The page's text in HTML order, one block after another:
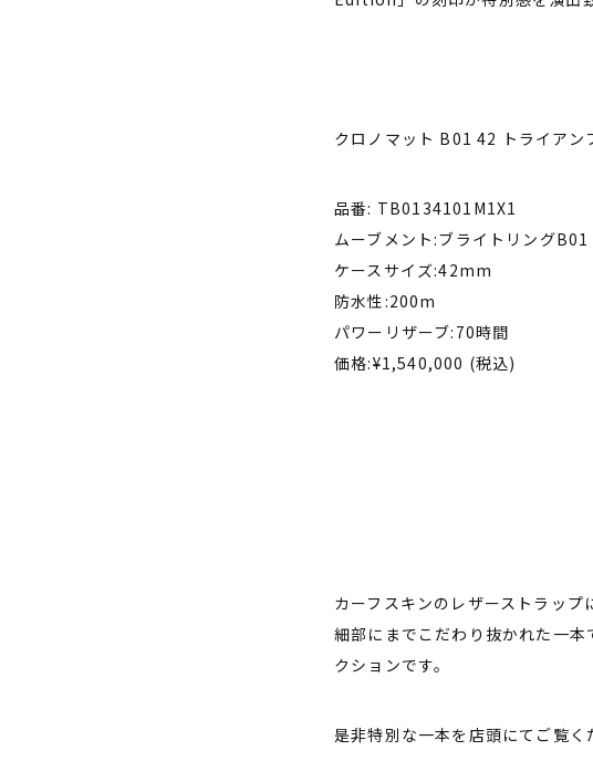
クロノマット B01 42 トライアン
品番: TB0134101M1X1
ムーブメント:ブライトリングB01
ケースサイズ:42mm
防水性:200m
パワーリザーブ:70時間
価格:¥1,540,000 (税込)
カーフスキンのレザーストラッ
細部にまでこだわり抜かれた一
クションです。
是非特別な一本を店頭にてご覧